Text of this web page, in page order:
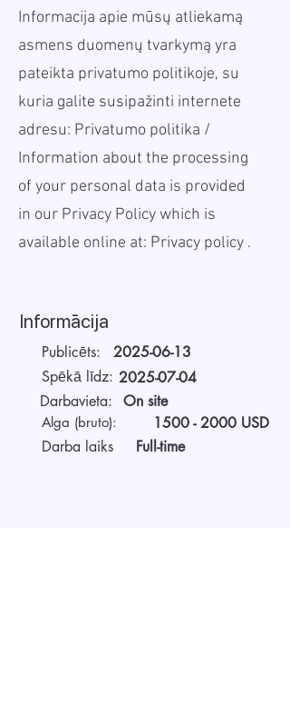
Informacija apie mūsų atliekamą
asmens duomenų tvarkymą yra
pateikta privatumo politikoje, su
kuria galite susipažinti internete
adresu: Privatumo politika /
Information about the processing
of your personal data is provided
in our Privacy Policy which is
available online at: Privacy policy .
Informācija
Publicēts:
2025-06-13
Spēkā līdz: 2025-07-04
Darbavieta:
On site
Alga (bruto): 1500 - 2000 USD
Darba laiks
Full-time